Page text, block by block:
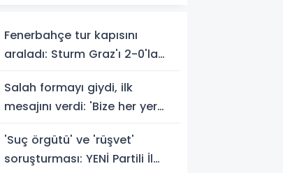
Fenerbahçe tur kapısını
araladı: Sturm Graz'ı 2-0'la
Salah formayı giydi, ilk
mesajını verdi: 'Bize her yer
'Suç örgütü' ve 'rüşvet'
soruşturması: YENİ Partili İl